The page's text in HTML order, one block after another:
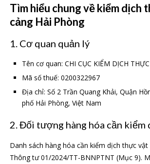
Tìm hiểu chung về kiểm dịch
cảng Hải Phòng
1. Cơ quan quản lý
Tên cơ quan: CHI CỤC KIỂM DỊCH
Mã số thuế: 0200322967
Địa chỉ: Số 2 Trần Quang Khải, Quận
phố Hải Phòng, Việt Nam
2. Đối tượng hàng hóa cần kiểm
Danh sách hàng hóa cần kiểm dịch thực
Thông tư 01/2024/TT-BNNPTNT (Mục 9).